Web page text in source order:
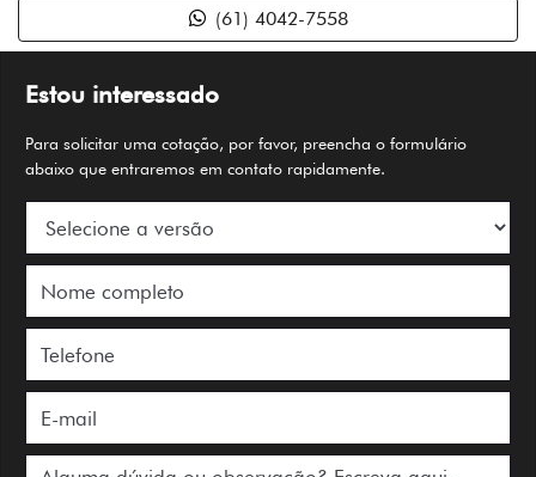
Estou interessado
Para solicitar uma cotação, por favor, preencha o formulário
abaixo que entraremos em contato rapidamente.
(61) 4042-7558